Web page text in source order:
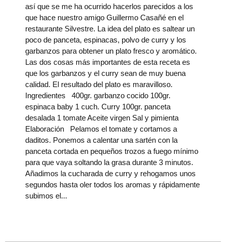
así que se me ha ocurrido hacerlos parecidos a los
que hace nuestro amigo Guillermo Casañé en el
restaurante Silvestre. La idea del plato es saltear un
poco de panceta, espinacas, polvo de curry y los
garbanzos para obtener un plato fresco y aromático.
Las dos cosas más importantes de esta receta es
que los garbanzos y el curry sean de muy buena
calidad. El resultado del plato es maravilloso.
Ingredientes 400gr. garbanzo cocido 100gr.
espinaca baby 1 cuch. Curry 100gr. panceta
desalada 1 tomate Aceite virgen Sal y pimienta
Elaboración Pelamos el tomate y cortamos a
daditos. Ponemos a calentar una sartén con la
panceta cortada en pequeños trozos a fuego mínimo
para que vaya soltando la grasa durante 3 minutos.
Añadimos la cucharada de curry y rehogamos unos
segundos hasta oler todos los aromas y rápidamente
subimos el